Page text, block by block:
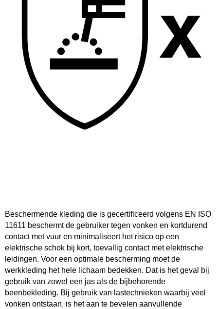
Beschermende kleding die is gecertificeerd volgens EN ISO
11611 beschermt de gebruiker tegen vonken en kortdurend
contact met vuur en minimaliseert het risico op een
elektrische schok bij kort, toevallig contact met elektrische
leidingen. Voor een optimale bescherming moet de
werkkleding het hele lichaam bedekken. Dat is het geval bij
gebruik van zowel een jas als de bijbehorende
beenbekleding. Bij gebruik van lastechnieken waarbij veel
vonken ontstaan, is het aan te bevelen aanvullende